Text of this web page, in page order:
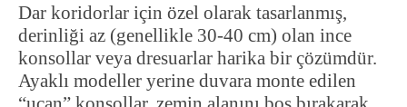
Dar koridorlar için özel olarak tasarlanmış,
derinliği az (genellikle 30-40 cm) olan ince
konsollar veya dresuarlar harika bir çözümdür.
Ayaklı modeller yerine duvara monte edilen